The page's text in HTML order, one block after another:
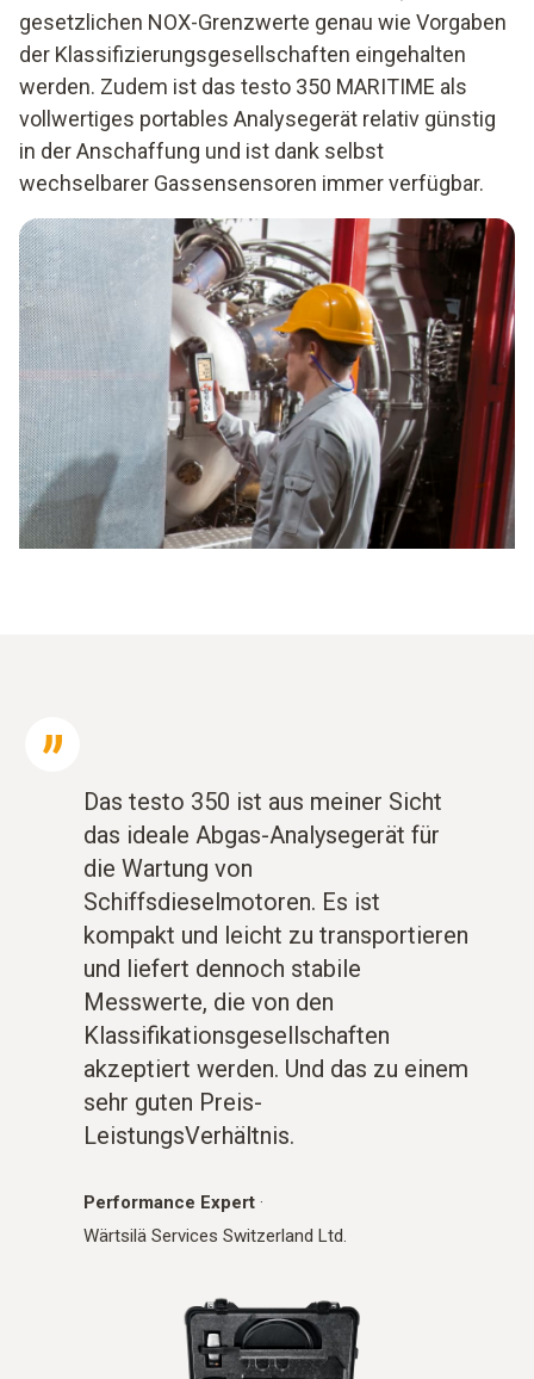
gesetzlichen NOX-Grenzwerte genau wie Vorgaben
der Klassifizierungsgesellschaften eingehalten
werden. Zudem ist das testo 350 MARITIME als
vollwertiges portables Analysegerät relativ günstig
in der Anschaffung und ist dank selbst
wechselbarer Gassensensoren immer verfügbar.
Das testo 350 ist aus meiner Sicht
das ideale Abgas-Analysegerät für
die Wartung von
Schiffsdieselmotoren. Es ist
kompakt und leicht zu transportieren
und liefert dennoch stabile
Messwerte, die von den
Klassifikationsgesellschaften
akzeptiert werden. Und das zu einem
sehr guten Preis-
LeistungsVerhältnis.
Performance Expert ·
Wärtsilä Services Switzerland Ltd.